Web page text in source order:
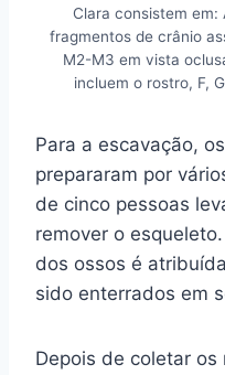
Clara consistem em:
fragmentos de crânio
M2-M3 em vista
incluem o rostro, F,
Para a escavação,
prepararam por
de cinco pessoas
remover o
dos ossos é
sido enterrados em
Depois de coletar